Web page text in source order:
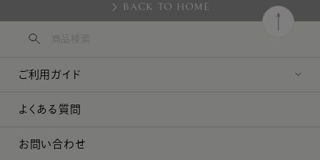
BACK TO HOME
ご利用ガイド
よくある質問
お問い合わせ